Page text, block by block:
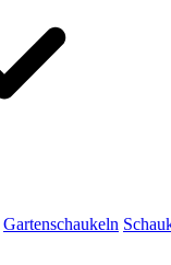
Gartenschaukeln